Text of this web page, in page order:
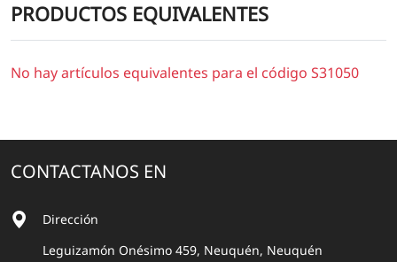
PRODUCTOS EQUIVALENTES
No hay artículos equivalentes para el código S31050
CONTACTANOS EN
Dirección
Leguizamón Onésimo 459, Neuquén, Neuquén